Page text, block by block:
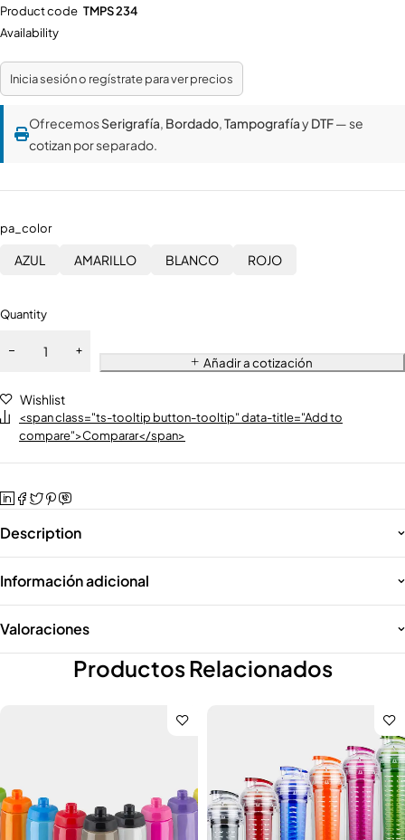
Product code TMPS 234
Availability
Inicia sesión o regístrate para ver precios
OfrecemosSerigrafía, Bordado,TampografíayDTF— se
cotizan por separado.
pa_color
AZUL AMARILLO BLANCO ROJO
Quantity
Añadir a cotización
Wishlist
<span class="ts-tooltip button-tooltip" data-title="Add to
compare">Comparar</span>
Description
Información adicional
Valoraciones
Productos Relacionados